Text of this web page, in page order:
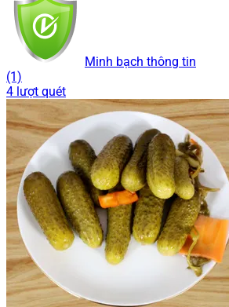
Minh bạch thông tin
(1)
4 lượt quét